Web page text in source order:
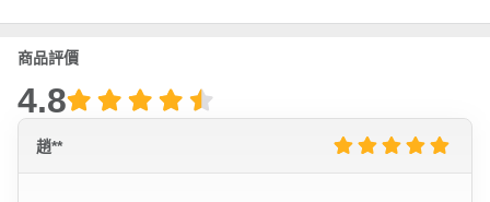
商品評價
4.8
趙**